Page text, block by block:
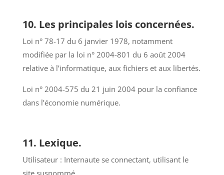
10. Les principales lois concernées.
Loi n° 78-17 du 6 janvier 1978, notamment
modifiée par la loi n° 2004-801 du 6 août 2004
relative à l’informatique, aux fichiers et aux libertés.
Loi n° 2004-575 du 21 juin 2004 pour la confiance
dans l’économie numérique.
11. Lexique.
Utilisateur : Internaute se connectant, utilisant le
site susnommé.